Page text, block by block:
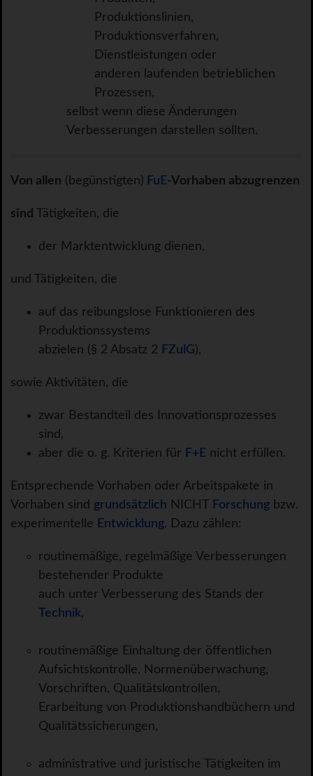
Produktionslinien,
Produktionsverfahren,
Dienstleistungen oder
anderen laufenden betrieblichen
Prozessen,
selbst wenn diese Änderungen
Verbesserungen darstellen sollten.
Von allen (begünstigten) FuE-Vorhaben abzugrenzen
sind Tätigkeiten, die
der Marktentwicklung dienen,
und Tätigkeiten, die
auf das reibungslose Funktionieren des
Produktionssystems
abzielen (§ 2 Absatz 2 FZulG),
sowie Aktivitäten, die
zwar Bestandteil des Innovationsprozesses
sind,
aber die o. g. Kriterien für F+E nicht erfüllen.
Entsprechende Vorhaben oder Arbeitspakete in
Vorhaben sind grundsätzlich NICHT Forschung bzw.
experimentelle Entwicklung. Dazu zählen:
routinemäßige, regelmäßige Verbesserungen
bestehender Produkte
auch unter Verbesserung des Stands der
Technik,
routinemäßige Einhaltung der öffentlichen
Aufsichtskontrolle, Normenüberwachung,
Vorschriften, Qualitätskontrollen,
Erarbeitung von Produktionshandbüchern und
Qualitätssicherungen,
administrative und juristische Tätigkeiten im